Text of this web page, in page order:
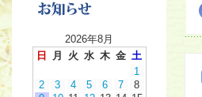
2026年8月
日
月 火 水 木 金 土
1
2
3 4 5 6 7
8